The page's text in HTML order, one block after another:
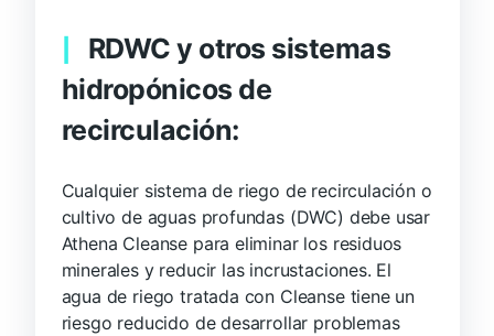
RDWC y otros sistemas
hidropónicos de
recirculación:
Cualquier sistema de riego de recirculación o
cultivo de aguas profundas (DWC) debe usar
Athena Cleanse para eliminar los residuos
minerales y reducir las incrustaciones. El
agua de riego tratada con Cleanse tiene un
riesgo reducido de desarrollar problemas